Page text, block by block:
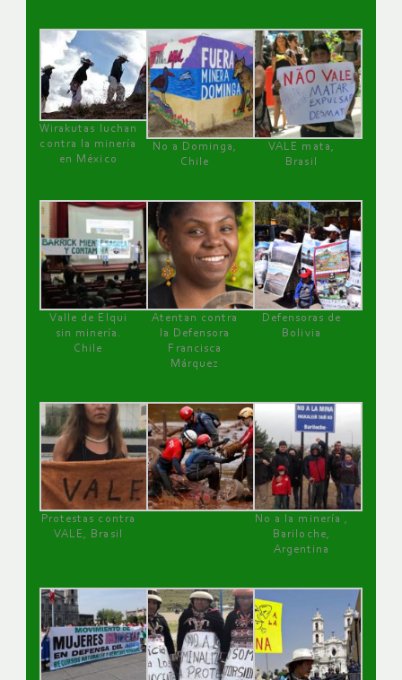
Wirakutas luchan
contra la minería
en México
No a Dominga,
Chile
VALE mata,
Brasil
Valle de Elqui
sin minería.
Chile
Atentan contra
la Defensora
Francisca
Márquez
Defensoras de
Bolivia
Protestas contra
VALE, Brasil
No a la minería ,
Bariloche,
Argentina